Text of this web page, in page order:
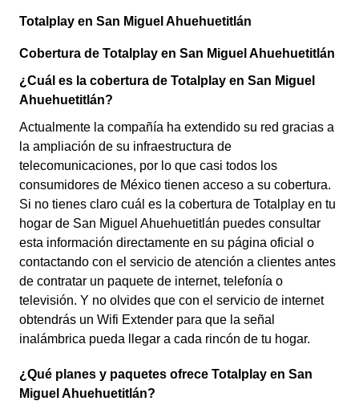
Totalplay en San Miguel Ahuehuetitlán
Cobertura de Totalplay en San Miguel Ahuehuetitlán
¿Cuál es la cobertura de Totalplay en San Miguel
Ahuehuetitlán?
Actualmente la compañía ha extendido su red gracias a
la ampliación de su infraestructura de
telecomunicaciones, por lo que casi todos los
consumidores de México tienen acceso a su cobertura.
Si no tienes claro cuál es la cobertura de Totalplay en tu
hogar de San Miguel Ahuehuetitlán puedes consultar
esta información directamente en su página oficial o
contactando con el servicio de atención a clientes antes
de contratar un paquete de internet, telefonía o
televisión. Y no olvides que con el servicio de internet
obtendrás un Wifi Extender para que la señal
inalámbrica pueda llegar a cada rincón de tu hogar.
¿Qué planes y paquetes ofrece Totalplay en San
Miguel Ahuehuetitlán?